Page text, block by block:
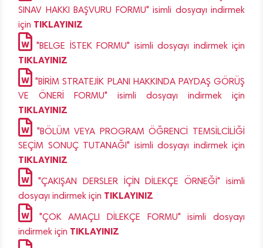
SINAV HAKKI BAŞVURU FORMU" isimli dosyayı indirmek
için TIKLAYINIZ
"BELGE İSTEK FORMU" isimli dosyayı indirmek için
TIKLAYINIZ
"BİRİM STRATEJİK PLANI HAKKINDA PAYDAŞ GÖRÜŞ
VE ÖNERİ FORMU" isimli dosyayı indirmek için
TIKLAYINIZ
"BÖLÜM VEYA PROGRAM ÖĞRENCİ TEMSİLCİLİĞİ
SEÇİM SONUÇ TUTANAĞI" isimli dosyayı indirmek için
TIKLAYINIZ
"ÇAKIŞAN DERSLER İÇİN DİLEKÇE ÖRNEĞİ" isimli
dosyayı indirmek için TIKLAYINIZ
"ÇOK AMAÇLI DİLEKÇE FORMU" isimli dosyayı
indirmek için TIKLAYINIZ